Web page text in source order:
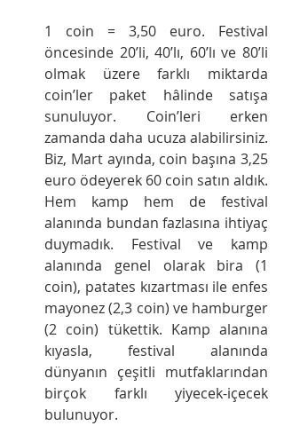
1 coin = 3,50 euro. Festival
öncesinde 20’li, 40’lı, 60’lı ve 80’li
olmak üzere farklı miktarda
coin’ler paket hâlinde satışa
sunuluyor. Coin’leri erken
zamanda daha ucuza alabilirsiniz.
Biz, Mart ayında, coin başına 3,25
euro ödeyerek 60 coin satın aldık.
Hem kamp hem de festival
alanında bundan fazlasına ihtiyaç
duymadık. Festival ve kamp
alanında genel olarak bira (1
coin), patates kızartması ile enfes
mayonez (2,3 coin) ve hamburger
(2 coin) tükettik. Kamp alanına
kıyasla, festival alanında
dünyanın çeşitli mutfaklarından
birçok farklı yiyecek-içecek
bulunuyor.